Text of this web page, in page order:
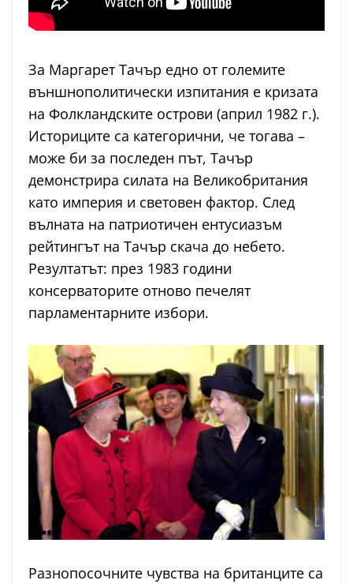
За Маргарет Тачър едно от големите
външнополитически изпитания е кризата
на Фолкландските острови (април 1982 г.).
Историците са категорични, че тогава –
може би за последен път, Тачър
демонстрира силата на Великобритания
като империя и световен фактор. След
вълната на патриотичен ентусиазъм
рейтингът на Тачър скача до небето.
Резултатът: през 1983 години
консерваторите отново печелят
парламентарните избори.
Разнопосочните чувства на британците са